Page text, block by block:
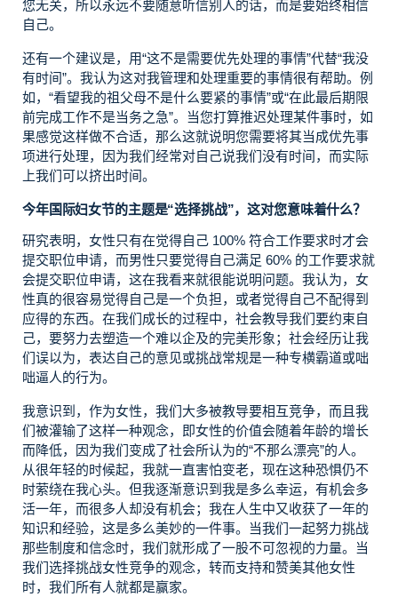
您无关，所以永远不要随意听信别人的话，而是要始终相信
自己。
还有一个建议是，用“这不是需要优先处理的事情”代替“我没
有时间”。我认为这对我管理和处理重要的事情很有帮助。例
如，“看望我的祖父母不是什么要紧的事情”或“在此最后期限
前完成工作不是当务之急”。当您打算推迟处理某件事时，如
果感觉这样做不合适，那么这就说明您需要将其当成优先事
项进行处理，因为我们经常对自己说我们没有时间，而实际
上我们可以挤出时间。
今年国际妇女节的主题是“选择挑战”，这对您意味着什么？
研究表明，女性只有在觉得自己 100% 符合工作要求时才会
提交职位申请，而男性只要觉得自己满足 60% 的工作要求就
会提交职位申请，这在我看来就很能说明问题。我认为，女
性真的很容易觉得自己是一个负担，或者觉得自己不配得到
应得的东西。在我们成长的过程中，社会教导我们要约束自
己，要努力去塑造一个难以企及的完美形象；社会经历让我
们误以为，表达自己的意见或挑战常规是一种专横霸道或咄
咄逼人的行为。
我意识到，作为女性，我们大多被教导要相互竞争，而且我
们被灌输了这样一种观念，即女性的价值会随着年龄的增长
而降低，因为我们变成了社会所认为的“不那么漂亮”的人。
从很年轻的时候起，我就一直害怕变老，现在这种恐惧仍不
时萦绕在我心头。但我逐渐意识到我是多么幸运，有机会多
活一年，而很多人却没有机会；我在人生中又收获了一年的
知识和经验，这是多么美妙的一件事。当我们一起努力挑战
那些制度和信念时，我们就形成了一股不可忽视的力量。当
我们选择挑战女性竞争的观念，转而支持和赞美其他女性
时，我们所有人就都是赢家。